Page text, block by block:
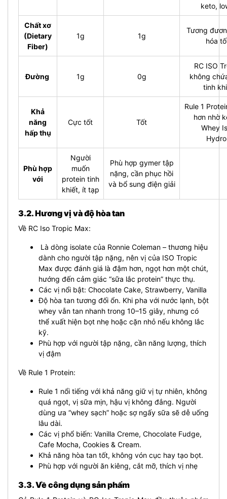
keto,
Chất xơ
(Dietary
Fiber)
1g 1g
Tương
hóa
Đường 1g 0g
RC ISO
không
tinh
Khả
năng
hấp thụ
Cực tốt Tốt
Rule 1
hơn nhờ
Whey
Phù hợp
với
Người
muốn
protein tinh
khiết, ít tạp
Phù hợp gymer tập
nặng, cần phục hồi
và bổ sung điện giải
3.2. Hương vị và độ hòa tan
Về RC Iso Tropic Max:
Là dòng isolate của Ronnie Coleman – thương hiệu
dành cho người tập nặng, nên vị của ISO Tropic
Max được đánh giá là đậm hơn, ngọt hơn một chút,
hướng đến cảm giác “sữa lắc protein” thực thụ.
Các vị nổi bật: Chocolate Cake, Strawberry, Vanilla
Độ hòa tan tương đối ổn. Khi pha với nước lạnh, bột
whey vẫn tan nhanh trong 10–15 giây, nhưng có
thể xuất hiện bọt nhẹ hoặc cặn nhỏ nếu không lắc
kỹ.
Phù hợp với người tập nặng, cần năng lượng, thích
vị đậm
Về Rule 1 Protein:
Rule 1 nổi tiếng với khả năng giữ vị tự nhiên, không
quá ngọt, vị sữa mịn, hậu vị không đắng. Người
dùng ưa “whey sạch” hoặc sợ ngấy sữa sẽ dễ uống
lâu dài.
Các vị phổ biến: Vanilla Creme, Chocolate Fudge,
Cafe Mocha, Cookies & Cream.
Khả năng hòa tan tốt, không vón cục hay tạo bọt.
Phù hợp với người ăn kiêng, cắt mỡ, thích vị nhẹ
3.3. Về công dụng sản phẩm